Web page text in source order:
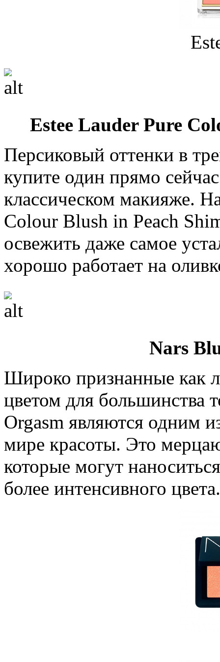
Estee Lauder Pure
Персиковый оттенки в
купите один прямо
классическом макияже.
Colour Blush in Peach
освежить даже самое
хорошо работает на
Nars
Широко признанные как
цветом для большинства
Orgasm являются одним
мире красоты. Это
которые могут
более интенсивного цвета.